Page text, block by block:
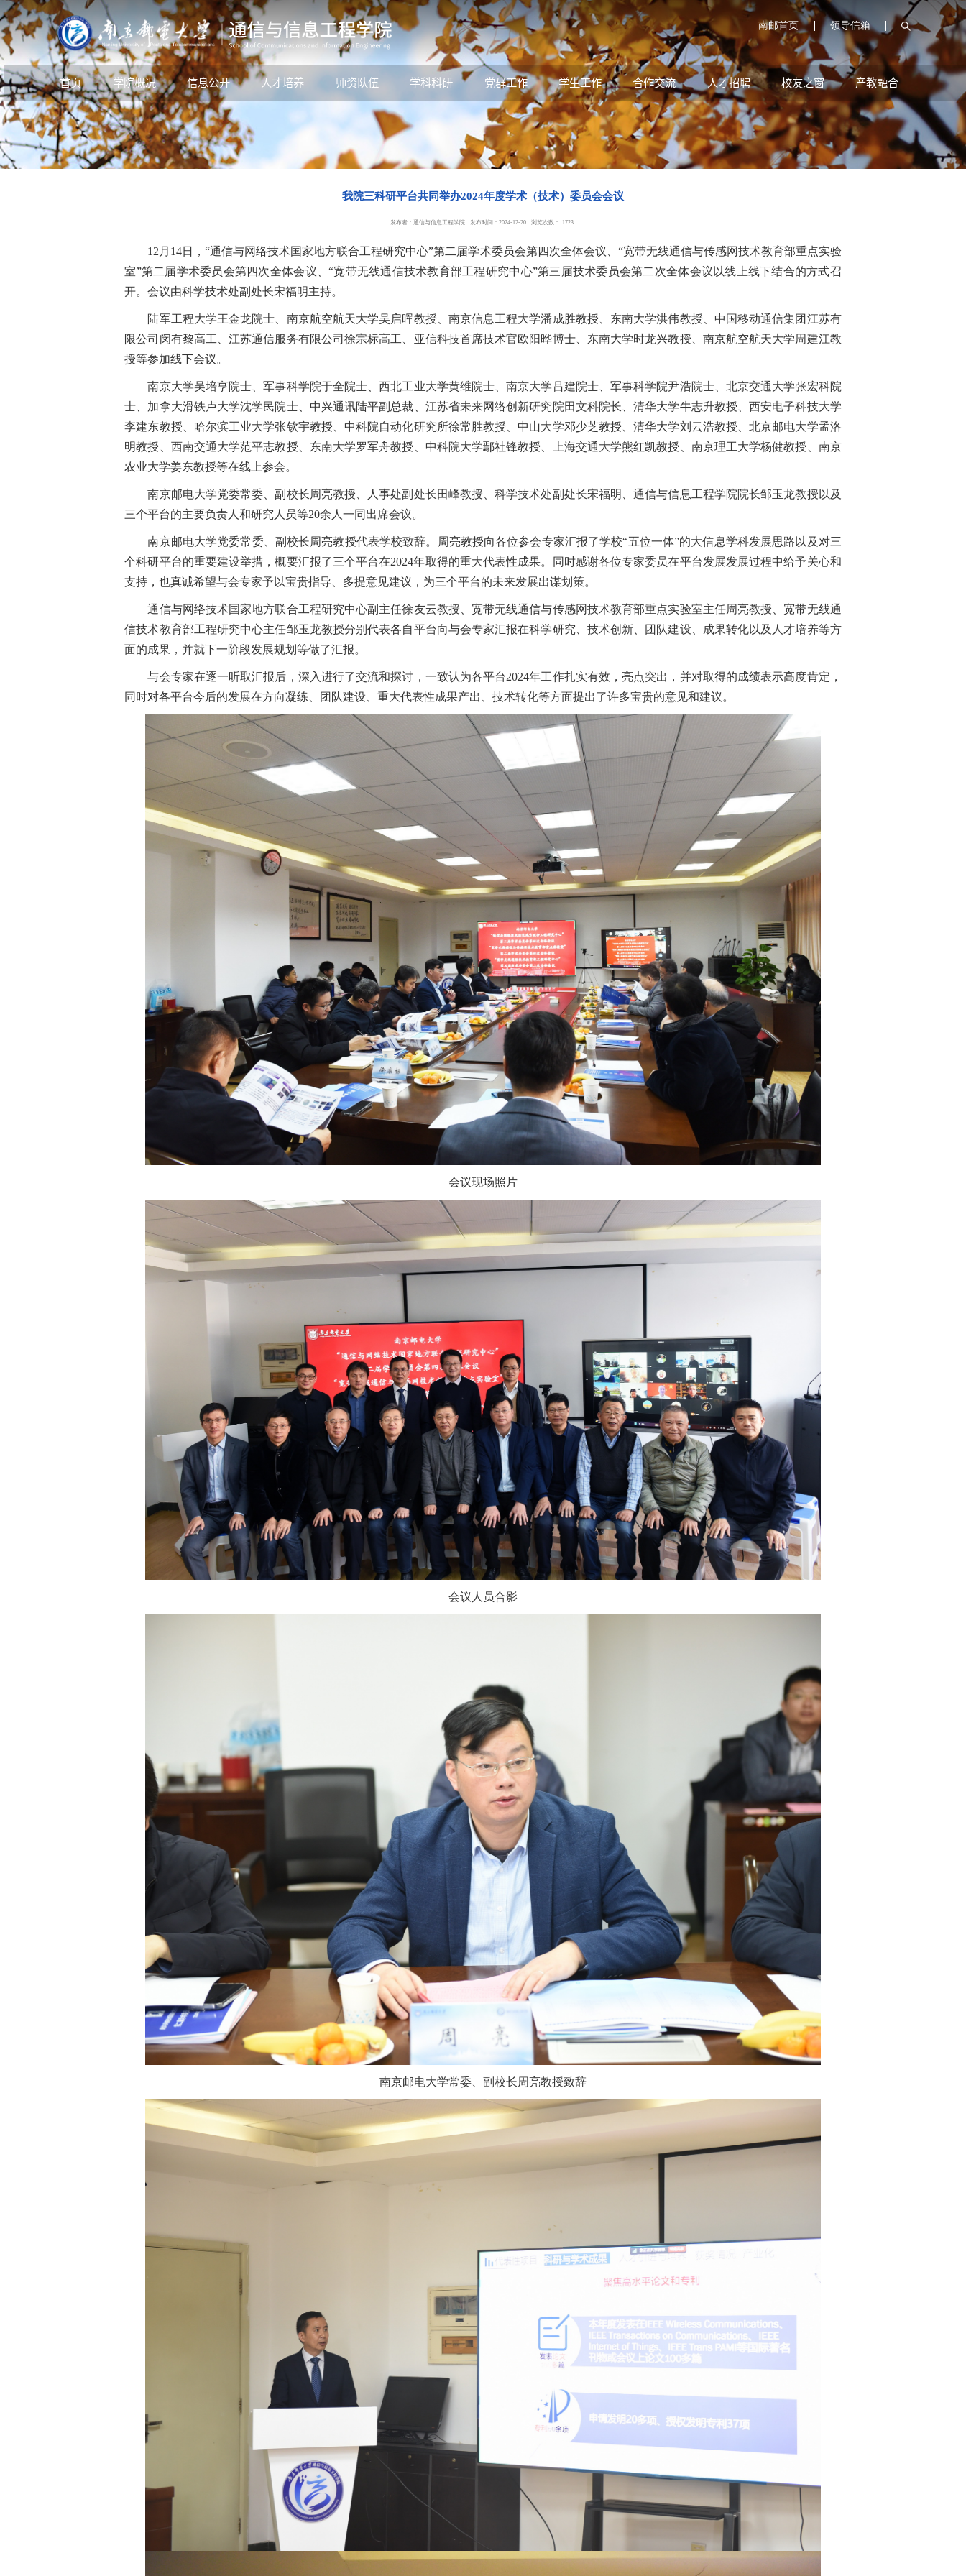
南邮首页 领导信箱
首页 学院概况 信息公开 人才培养 师资队伍 学科科研 党群工作 学生工作 合作交流 人才招聘 校友之窗 产教融合
我院三科研平台共同举办2024年度学术（技术）委员会会议
发布者：通信与信息工程学院 发布时间：2024-12-20 浏览次数： 1723
12月14日，“通信与网络技术国家地方联合工程研究中心”第二届学术委员会第四次全体会议、“宽带无线通信与传感网技术教育部重点实验
室”第二届学术委员会第四次全体会议、“宽带无线通信技术教育部工程研究中心”第三届技术委员会第二次全体会议以线上线下结合的方式召
开。会议由科学技术处副处长宋福明主持。
陆军工程大学王金龙院士、南京航空航天大学吴启晖教授、南京信息工程大学潘成胜教授、东南大学洪伟教授、中国移动通信集团江苏有
限公司闵有黎高工、江苏通信服务有限公司徐宗标高工、亚信科技首席技术官欧阳晔博士、东南大学时龙兴教授、南京航空航天大学周建江教
授等参加线下会议。
南京大学吴培亨院士、军事科学院于全院士、西北工业大学黄维院士、南京大学吕建院士、军事科学院尹浩院士、北京交通大学张宏科院
士、加拿大滑铁卢大学沈学民院士、中兴通讯陆平副总裁、江苏省未来网络创新研究院田文科院长、清华大学牛志升教授、西安电子科技大学
李建东教授、哈尔滨工业大学张钦宇教授、中科院自动化研究所徐常胜教授、中山大学邓少芝教授、清华大学刘云浩教授、北京邮电大学孟洛
明教授、西南交通大学范平志教授、东南大学罗军舟教授、中科院大学鄢社锋教授、上海交通大学熊红凯教授、南京理工大学杨健教授、南京
农业大学姜东教授等在线上参会。
南京邮电大学党委常委、副校长周亮教授、人事处副处长田峰教授、科学技术处副处长宋福明、通信与信息工程学院院长邹玉龙教授以及
三个平台的主要负责人和研究人员等20余人一同出席会议。
南京邮电大学党委常委、副校长周亮教授代表学校致辞。周亮教授向各位参会专家汇报了学校“五位一体”的大信息学科发展思路以及对三
个科研平台的重要建设举措，概要汇报了三个平台在2024年取得的重大代表性成果。同时感谢各位专家委员在平台发展发展过程中给予关心和
支持，也真诚希望与会专家予以宝贵指导、多提意见建议，为三个平台的未来发展出谋划策。
通信与网络技术国家地方联合工程研究中心副主任徐友云教授、宽带无线通信与传感网技术教育部重点实验室主任周亮教授、宽带无线通
信技术教育部工程研究中心主任邹玉龙教授分别代表各自平台向与会专家汇报在科学研究、技术创新、团队建设、成果转化以及人才培养等方
面的成果，并就下一阶段发展规划等做了汇报。
与会专家在逐一听取汇报后，深入进行了交流和探讨，一致认为各平台2024年工作扎实有效，亮点突出，并对取得的成绩表示高度肯定，
同时对各平台今后的发展在方向凝练、团队建设、重大代表性成果产出、技术转化等方面提出了许多宝贵的意见和建议。
会议现场照片
会议人员合影
南京邮电大学常委、副校长周亮教授致辞